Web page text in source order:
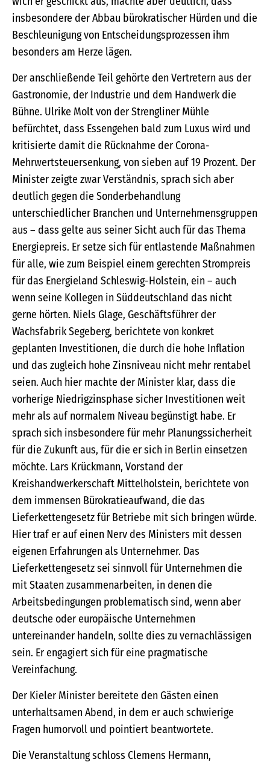
insbesondere der Abbau bürokratischer Hürden und die
Beschleunigung von Entscheidungsprozessen ihm
besonders am Herze lägen.
Der anschließende Teil gehörte den Vertretern aus der
Gastronomie, der Industrie und dem Handwerk die
Bühne. Ulrike Molt von der Strengliner Mühle
befürchtet, dass Essengehen bald zum Luxus wird und
kritisierte damit die Rücknahme der Corona-
Mehrwertsteuersenkung, von sieben auf 19 Prozent. Der
Minister zeigte zwar Verständnis, sprach sich aber
deutlich gegen die Sonderbehandlung
unterschiedlicher Branchen und Unternehmensgruppen
aus – dass gelte aus seiner Sicht auch für das Thema
Energiepreis. Er setze sich für entlastende Maßnahmen
für alle, wie zum Beispiel einem gerechten Strompreis
für das Energieland Schleswig-Holstein, ein – auch
wenn seine Kollegen in Süddeutschland das nicht
gerne hörten. Niels Glage, Geschäftsführer der
Wachsfabrik Segeberg, berichtete von konkret
geplanten Investitionen, die durch die hohe Inflation
und das zugleich hohe Zinsniveau nicht mehr rentabel
seien. Auch hier machte der Minister klar, dass die
vorherige Niedrigzinsphase sicher Investitionen weit
mehr als auf normalem Niveau begünstigt habe. Er
sprach sich insbesondere für mehr Planungssicherheit
für die Zukunft aus, für die er sich in Berlin einsetzen
möchte. Lars Krückmann, Vorstand der
Kreishandwerkerschaft Mittelholstein, berichtete von
dem immensen Bürokratieaufwand, die das
Lieferkettengesetz für Betriebe mit sich bringen würde.
Hier traf er auf einen Nerv des Ministers mit dessen
eigenen Erfahrungen als Unternehmer. Das
Lieferkettengesetz sei sinnvoll für Unternehmen die
mit Staaten zusammenarbeiten, in denen die
Arbeitsbedingungen problematisch sind, wenn aber
deutsche oder europäische Unternehmen
untereinander handeln, sollte dies zu vernachlässigen
sein. Er engagiert sich für eine pragmatische
Vereinfachung.
Der Kieler Minister bereitete den Gästen einen
unterhaltsamen Abend, in dem er auch schwierige
Fragen humorvoll und pointiert beantwortete.
Die Veranstaltung schloss Clemens Hermann,